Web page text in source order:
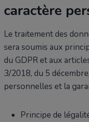
caractère
Le traitement des
sera soumis aux
du GDPR et aux
3/2018, du 5
personnelles et la
Principe de